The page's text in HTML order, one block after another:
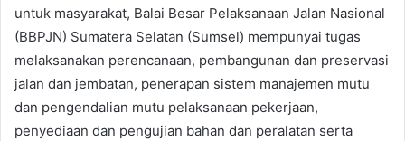
untuk masyarakat, Balai Besar Pelaksanaan Jalan Nasional
(BBPJN) Sumatera Selatan (Sumsel) mempunyai tugas
melaksanakan perencanaan, pembangunan dan preservasi
jalan dan jembatan, penerapan sistem manajemen mutu
dan pengendalian mutu pelaksanaan pekerjaan,
penyediaan dan pengujian bahan dan peralatan serta